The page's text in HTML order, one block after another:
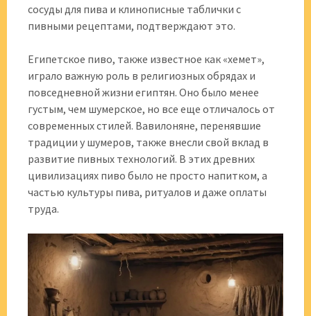
сосуды для пива и клинописные таблички с
пивными рецептами, подтверждают это.
Египетское пиво, также известное как «хемет»,
играло важную роль в религиозных обрядах и
повседневной жизни египтян. Оно было менее
густым, чем шумерское, но все еще отличалось от
современных стилей. Вавилоняне, перенявшие
традиции у шумеров, также внесли свой вклад в
развитие пивных технологий. В этих древних
цивилизациях пиво было не просто напитком, а
частью культуры пива, ритуалов и даже оплаты
труда.